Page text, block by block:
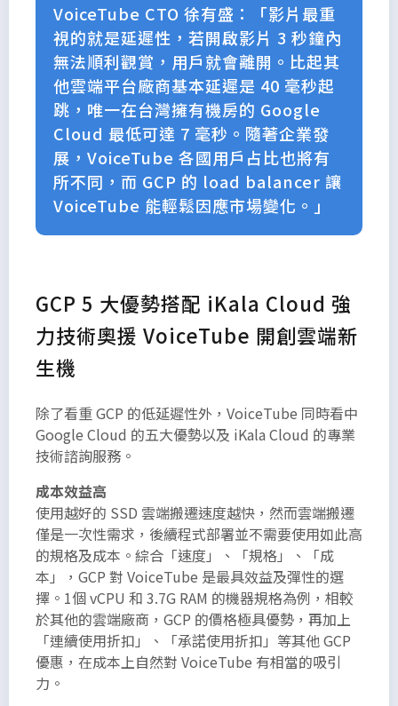
VoiceTube CTO 徐有盛：「影片最重
視的就是延遲性，若開啟影片 3 秒鐘內
無法順利觀賞，用戶就會離開。比起其
他雲端平台廠商基本延遲是 40 毫秒起
跳，唯一在台灣擁有機房的 Google
Cloud 最低可達 7 毫秒。隨著企業發
展，VoiceTube 各國用戶占比也將有
所不同，而 GCP 的 load balancer 讓
VoiceTube 能輕鬆因應市場變化。」
GCP 5 大優勢搭配 iKala Cloud 強
力技術奧援 VoiceTube 開創雲端新
生機
除了看重 GCP 的低延遲性外，VoiceTube 同時看中
Google Cloud 的五大優勢以及 iKala Cloud 的專業
技術諮詢服務。
成本效益高
使用越好的 SSD 雲端搬遷速度越快，然而雲端搬遷
僅是一次性需求，後續程式部署並不需要使用如此高
的規格及成本。綜合「速度」、「規格」、「成
本」，GCP 對 VoiceTube 是最具效益及彈性的選
擇。1個 vCPU 和 3.7G RAM 的機器規格為例，相較
於其他的雲端廠商，GCP 的價格極具優勢，再加上
「連續使用折扣」、「承諾使用折扣」等其他 GCP
優惠，在成本上自然對 VoiceTube 有相當的吸引
力。